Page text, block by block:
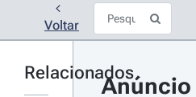
Voltar
Relacionados
Anúncio